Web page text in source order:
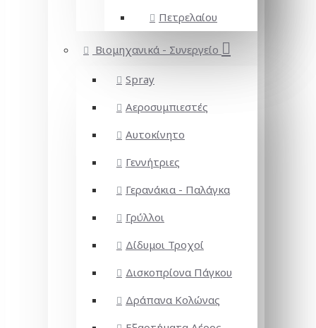
Πετρελαίου
Βιομηχανικά - Συνεργείο
Spray
Αεροσυμπιεστές
Αυτοκίνητο
Γεννήτριες
Γερανάκια - Παλάγκα
Γρύλλοι
Δίδυμοι Τροχοί
Δισκοπρίονα Πάγκου
Δράπανα Κολώνας